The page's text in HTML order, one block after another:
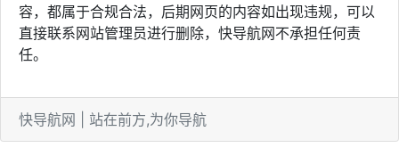
容，都属于合规合法，后期网页的内容如出现违规，可以
直接联系网站管理员进行删除，快导航网不承担任何责
任。
快导航网 | 站在前方,为你导航